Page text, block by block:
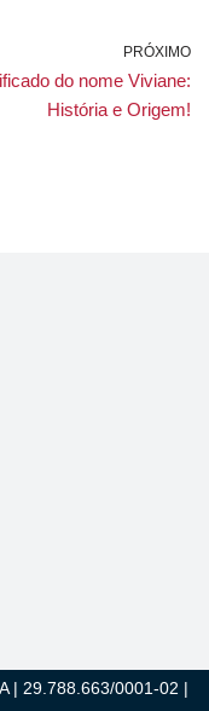
PRÓXIMO
do nome Viviane:
História e Origem!
| 29.788.663/0001-02 |